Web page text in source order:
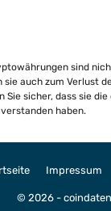
sind
sie auch zum Verlust
Sie sicher, dass sie
haben.
Impressum
© 2026 -